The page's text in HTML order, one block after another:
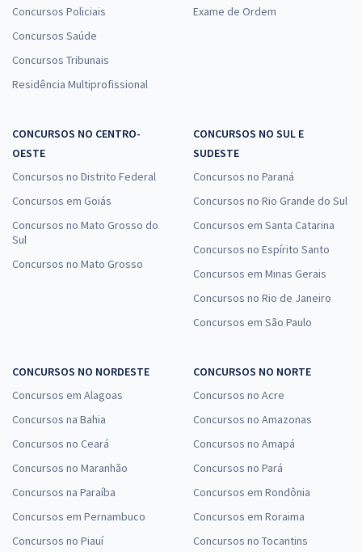
Concursos Policiais
Concursos Saúde
Concursos Tribunais
Residência Multiprofissional
Exame de Ordem
CONCURSOS NO CENTRO-
OESTE
Concursos no Distrito Federal
Concursos em Goiás
Concursos no Mato Grosso do
Sul
Concursos no Mato Grosso
CONCURSOS NO SUL E
SUDESTE
Concursos no Paraná
Concursos no Rio Grande do Sul
Concursos em Santa Catarina
Concursos no Espírito Santo
Concursos em Minas Gerais
Concursos no Rio de Janeiro
Concursos em São Paulo
CONCURSOS NO NORDESTE
Concursos em Alagoas
Concursos na Bahia
Concursos no Ceará
Concursos no Maranhão
Concursos na Paraíba
Concursos em Pernambuco
Concursos no Piauí
CONCURSOS NO NORTE
Concursos no Acre
Concursos no Amazonas
Concursos no Amapá
Concursos no Pará
Concursos em Rondônia
Concursos em Roraima
Concursos no Tocantins